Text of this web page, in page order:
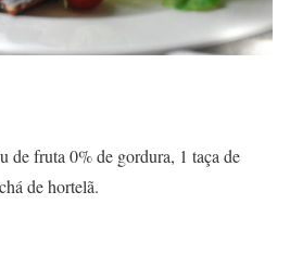
de fruta 0% de gordura, 1 taça de
de hortelã.